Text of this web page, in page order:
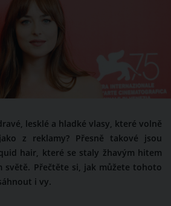
lesklé a hladké vlasy, které volně
z reklamy? Přesně takové jsou
hair, které se staly žhavým hitem
světě. Přečtěte si, jak můžete tohoto
i vy.